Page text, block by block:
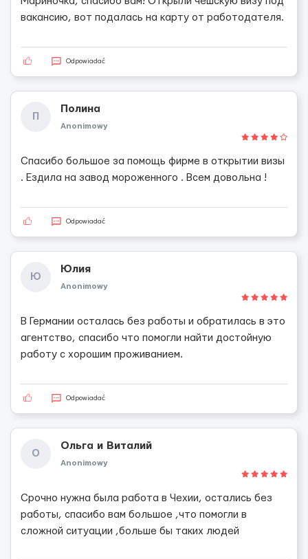
вакансию, вот подалась на карту от работодателя.
Odpowiadać
П
Полина
Anonimowy
Спасибо большое за помощь фирме в открытии визы
. Ездила на завод мороженного . Всем довольна !
Odpowiadać
Ю
Юлия
Anonimowy
В Германии осталась без работы и обратилась в это
агентство, спасибо что помогли найти достойную
работу с хорошим проживанием.
Odpowiadać
О
Ольга и Виталий
Anonimowy
Срочно нужна была работа в Чехии, остались без
работы, спасибо вам большое ,что помогли в
сложной ситуации ,больше бы таких людей